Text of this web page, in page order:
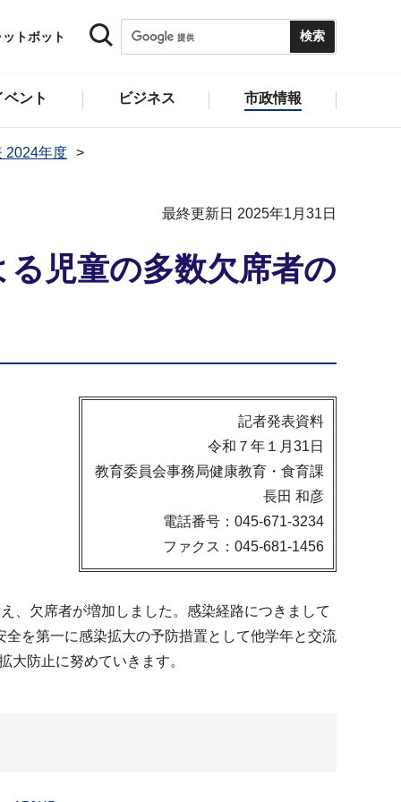
トボット
ント ビジネス 市政情報
2024年度
最終更新日 2025年1月31日
児童の多数欠席者の
記者発表資料
令和７年１月31日
教育委員会事務局健康教育・食育課
長田 和彦
電話番号：045-671-3234
ファクス：045-681-1456
、欠席者が増加しました。感染経路につきまして
を第一に感染拡大の予防措置として他学年と交流
大防止に努めていきます。